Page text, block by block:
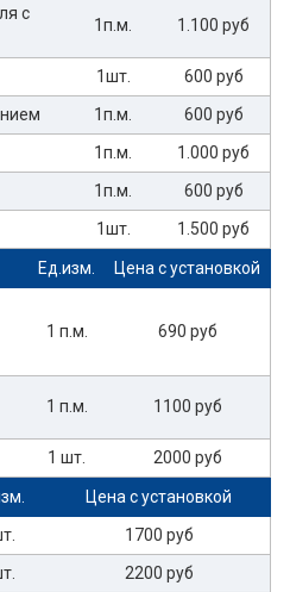
с
1п.м. 1.100 руб
1шт.
600 руб
1п.м.
600 руб
1п.м.
1.000 руб
1п.м.
600 руб
1шт. 1.500 руб
Ед.изм.
Цена с установкой
1 п.м. 690 руб
1 п.м. 1100 руб
1 шт. 2000 руб
Цена с установкой
1700 руб
2200 руб